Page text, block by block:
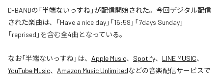
D-BANDの「半端ないっすね」が配信開始された。今回デジタル配信
された楽曲は、「Have a nice day」「16:59」「7days Sunday」
「reprised」を含む全4曲となっている。
なお「半端ないっすね」は、 Apple Music、 Spotify、 LINE MUSIC、
YouTube Music、 Amazon Music Unlimitedなどの音楽配信サービスで